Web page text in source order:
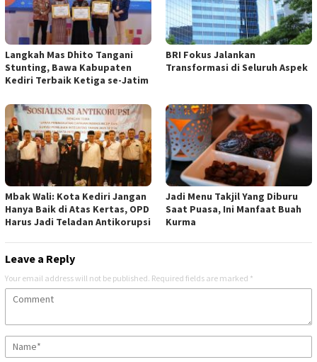
Langkah Mas Dhito Tangani
Stunting, Bawa Kabupaten
Kediri Terbaik Ketiga se-Jatim
BRI Fokus Jalankan
Transformasi di Seluruh Aspek
Mbak Wali: Kota Kediri Jangan
Hanya Baik di Atas Kertas, OPD
Harus Jadi Teladan Antikorupsi
Jadi Menu Takjil Yang Diburu
Saat Puasa, Ini Manfaat Buah
Kurma
Leave a Reply
Your email address will not be published. Required fields are marked *